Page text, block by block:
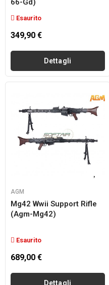
66-Gd)
Esaurito
349,90 €
Dettagli
AGM
Mg42 Wwii Support Rifle
(agm-Mg42)
Esaurito
689,00 €
Dettagli